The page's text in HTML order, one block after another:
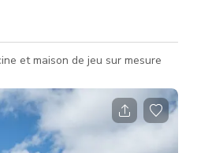
et maison de jeu sur mesure